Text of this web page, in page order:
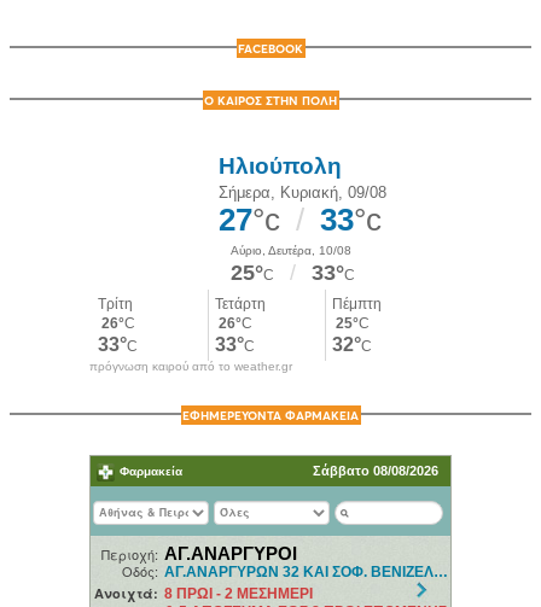
FACEBOOK
Ο ΚΑΙΡΟΣ ΣΤΗΝ ΠΟΛΗ
πρόγνωση καιρού από το weather.gr
ΕΦΗΜΕΡΕΥΟΝΤΑ ΦΑΡΜΑΚΕΙΑ